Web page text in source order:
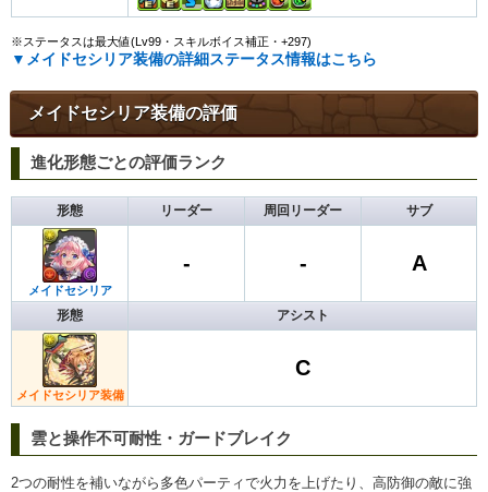
※ステータスは最大値(Lv99・スキルボイス補正・+297)
▼メイドセシリア装備の詳細ステータス情報はこちら
メイドセシリア装備の評価
進化形態ごとの評価ランク
形態 リーダー 周回リーダー サブ
メイドセシリア
- - A
形態 アシスト
メイドセシリア装備
C
雲と操作不可耐性・ガードブレイク
2つの耐性を補いながら多色パーティで火力を上げたり、高防御の敵に強